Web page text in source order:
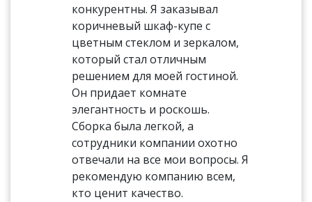
конкурентны. Я заказывал
коричневый шкаф-купе с
цветным стеклом и зеркалом,
который стал отличным
решением для моей гостиной.
Он придает комнате
элегантность и роскошь.
Сборка была легкой, а
сотрудники компании охотно
отвечали на все мои вопросы. Я
рекомендую компанию всем,
кто ценит качество.